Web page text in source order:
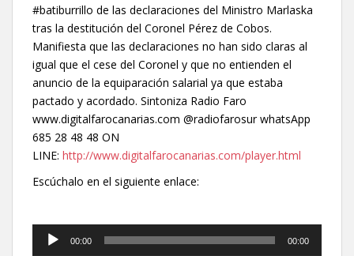
#batiburrillo de las declaraciones del Ministro Marlaska
tras la destitución del Coronel Pérez de Cobos.
Manifiesta que las declaraciones no han sido claras al
igual que el cese del Coronel y que no entienden el
anuncio de la equiparación salarial ya que estaba
pactado y acordado. Sintoniza Radio Faro
www.digitalfarocanarias.com @radiofarosur whatsApp
685 28 48 48 ON
LINE: http://www.digitalfarocanarias.com/player.html
Escúchalo en el siguiente enlace:
Reproductor
00:00 00:00